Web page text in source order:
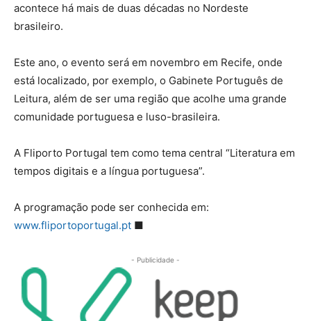
acontece há mais de duas décadas no Nordeste
brasileiro.
Este ano, o evento será em novembro em Recife, onde
está localizado, por exemplo, o Gabinete Português de
Leitura, além de ser uma região que acolhe uma grande
comunidade portuguesa e luso-brasileira.
A Fliporto Portugal tem como tema central “Literatura em
tempos digitais e a língua portuguesa”.
A programação pode ser conhecida em:
www.fliportoportugal.pt ■
- Publicidade -